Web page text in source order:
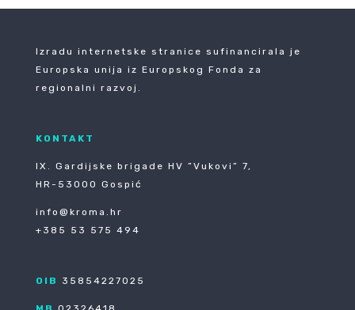
Izradu internetske stranice sufinancirala je
Europska unija iz Europskog Fonda za
regionalni razvoj.
KONTAKT
IX. Gardijske brigade HV ”Vukovi” 7,
HR-53000 Gospić
info@kroma.hr
+385 53 575 494
OIB 35854227025